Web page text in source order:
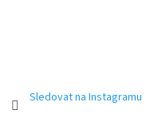
Sledovat na Instagramu